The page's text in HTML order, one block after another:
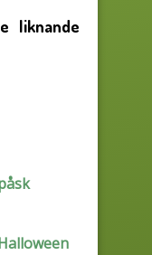
liknande